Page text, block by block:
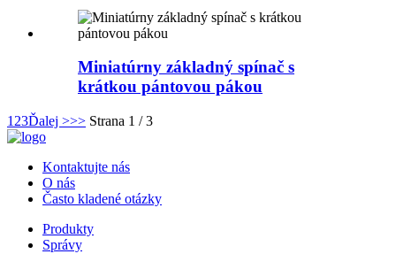
Miniatúrny základný spínač s
krátkou pántovou pákou
1 23Ďalej >>> Strana 1 / 3
Kontaktujte nás
O nás
Často kladené otázky
Produkty
Správy